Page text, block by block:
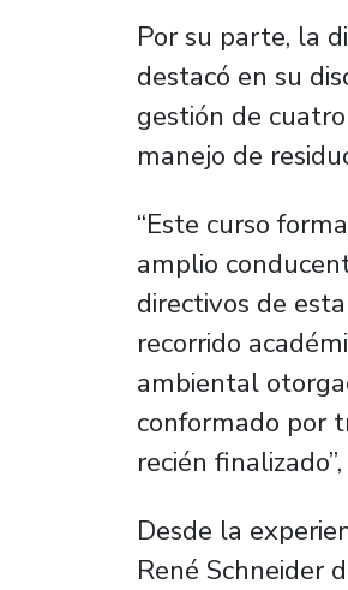
Por su parte, la
destacó en su
gestión de
manejo de
“Este curso
amplio
directivos de
recorrido
ambiental
conformado por
recién
Desde la
René Schneider